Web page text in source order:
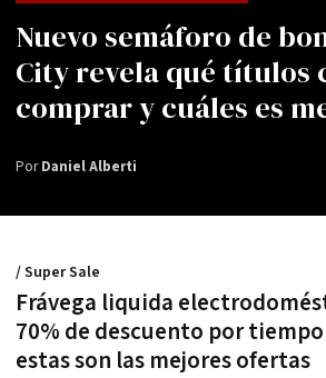
Nuevo semáforo de
City revela qué títulos
comprar y cuáles es
PorDaniel Alberti
Frávega liquida
70% de descuento por
estas son las mejores ofertas
/ Super Sale